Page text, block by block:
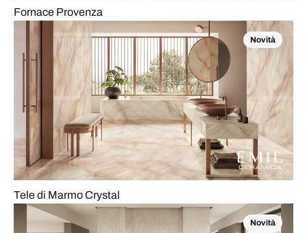
Fornace Provenza
Novità
Tele di Marmo Crystal
Novità